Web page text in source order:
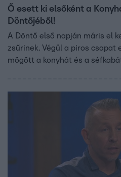
Ő esett ki elsőként a
Döntőjéből!
A Döntő első napján máris el
zsűrinek. Végül a piros csapat
mögött a konyhát és a